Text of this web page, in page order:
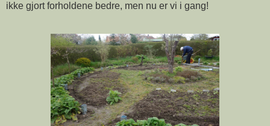
ikke gjort forholdene bedre, men nu er vi i gang!